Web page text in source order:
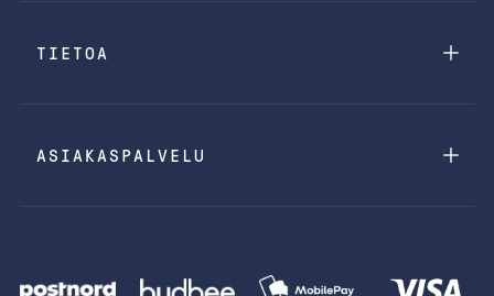
TIETOA
ASIAKASPALVELU